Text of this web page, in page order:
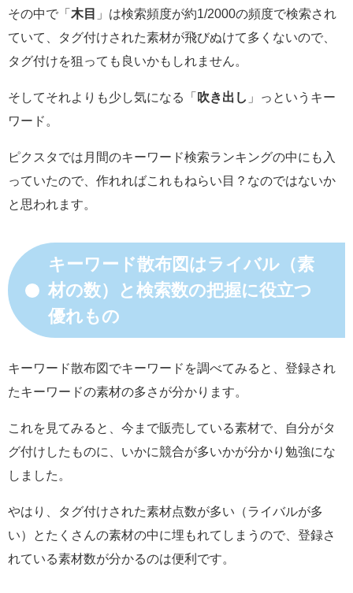
その中で「 木目
」は検索頻度が約1/2000の頻度で検索され
ていて、タグ付けされた素材が飛びぬけて多くないので、
タグ付けを狙っても良いかもしれません。
そしてそれよりも少し気になる「 吹き出し 」っというキー
ワード。
ピクスタでは月間のキーワード検索ランキングの中にも入
っていたので、作れればこれもねらい目？なのではないか
と思われます。
キーワード散布図はライバル（素
材の数）と検索数の把握に役立つ
優れもの
キーワード散布図でキーワードを調べてみると、登録され
たキーワードの素材の多さが分かります。
これを見てみると、今まで販売している素材で、自分がタ
グ付けしたものに、いかに競合が多いかが分かり勉強にな
しました。
やはり、タグ付けされた素材点数が多い（ライバルが多
い）とたくさんの素材の中に埋もれてしまうので、登録さ
れている素材数が分かるのは便利です。